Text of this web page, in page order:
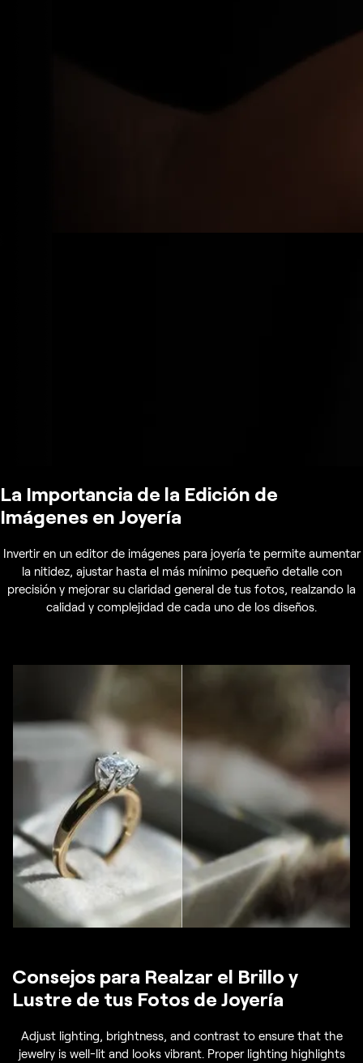
La Importancia de la Edición de
Imágenes en Joyería
Invertir en un editor de imágenes para joyería te permite aumentar
la nitidez, ajustar hasta el más mínimo pequeño detalle con
precisión y mejorar su claridad general de tus fotos, realzando la
calidad y complejidad de cada uno de los diseños.
Consejos para Realzar el Brillo y
Lustre de tus Fotos de Joyería
Adjust lighting, brightness, and contrast to ensure that the
jewelry is well-lit and looks vibrant. Proper lighting highlights